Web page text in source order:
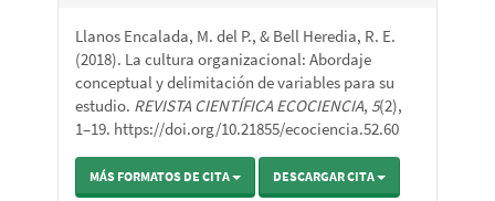
artículo
Llanos Encalada, M. del P., & Bell Heredia, R. E.
(2018). La cultura organizacional: Abordaje
conceptual y delimitación de variables para su
estudio. REVISTA CIENTÍFICA ECOCIENCIA, 5(2),
1–19. https://doi.org/10.21855/ecociencia.52.60
MÁS FORMATOS DE CITA DESCARGAR CITA